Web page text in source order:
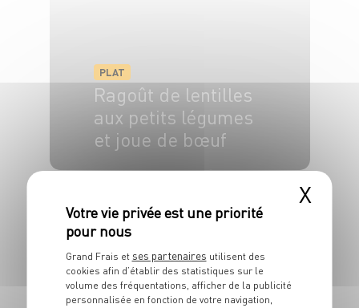
PLAT
Ragoût de lentilles
aux petits légumes
et joue de bœuf
X
Grand Frais et ses partenaires utilisent des
cookies afin d’établir des statistiques sur le
volume des fréquentations, afficher de la publicité
personnalisée en fonction de votre navigation,